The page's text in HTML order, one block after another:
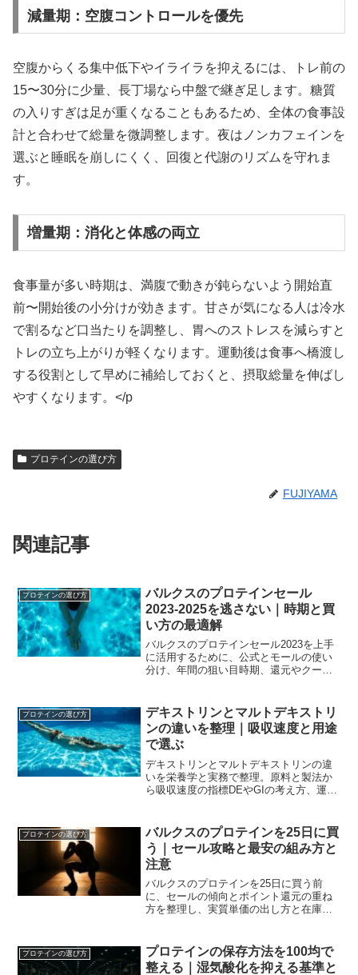
減量期：空腹コントロールを優先
空腹からくる集中低下やイライラを抑えるには、トレ前の
15〜30分に少量、長丁場なら中盤で継ぎ足します。糖質
の入りすぎは足が重くなることもあるため、全体の食事設
計と合わせて総量を微調整します。夜はノンカフェインを
選ぶと睡眠を崩しにくく、回復と代謝のリズムを守れま
す。
増量期：消化と体感の両立
食事量が多い時期は、満腹で動きが鈍らないよう開始直
前〜開始後の小分けが効きます。甘さが気になる人は冷水
で割るなど口当たりを調整し、胃へのストレスを減らすと
トレの立ち上がりが軽くなります。運動後は食事へ橋渡し
する役割として早めに補給しておくと、摂取総量を伸ばし
やすくなります。</p
プロテインの選び方
FUJIYAMA
関連記事
プロテインの選び方
バルクスのプロテインセール
2023-2025を逃さない｜時期と買
い方の最適解
バルクスのプロテインセール2023を上手
に活用するために、公式とモールの使い
分け、年間の狙い目時期、還元やクーポ
します。
プロテインの選び方
デキストリンとマルトデキストリ
ンの違いを整理｜吸収速度と用途
で選ぶ
デキストリンとマルトデキストリンの違
いを栄養学と実務で整理。原料と製法か
ら吸収速度の指標DEやGIの考え方、運動
の実践ガイドに凝縮します。
プロテインの選び方
バルクスのプロテインを25日に買
う｜セール攻略と最安の組み方と
注意
バルクスのプロテインを25日に買う前
に、セールの傾向とポイント還元の重ね
方を整理し、実質単価の出し方と在庫運
プロテインの選び方
プロテインの保存方法を100均で
整える｜湿気酸化を抑える基準と